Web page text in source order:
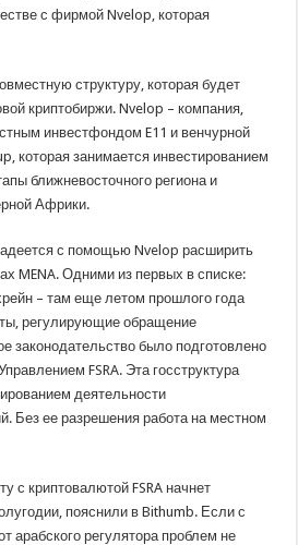
с фирмой Nvelop, которая
структуру, которая будет
криптобиржи. Nvelop – компания,
инвестфондом E11 и венчурной
которая занимается инвестированием
ближневосточного региона и
Африки.
с помощью Nvelop расширить
MENA. Одними из первых в списке:
– там еще летом прошлого года
регулирующие обращение
законодательство было подготовлено
FSRA. Эта госструктура
деятельности
Без ее разрешения работа на местном
с криптовалютой FSRA начнет
пояснили в Bithumb. Если с
арабского регулятора проблем не